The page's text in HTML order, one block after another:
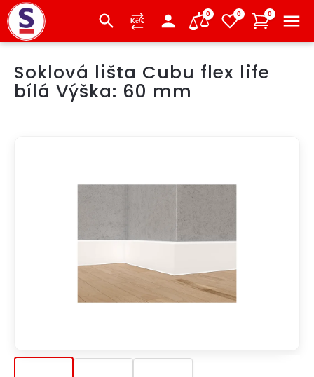
0 0 0
obsahSoklová lišta Cubu flex life
bílá Výška: 60 mm